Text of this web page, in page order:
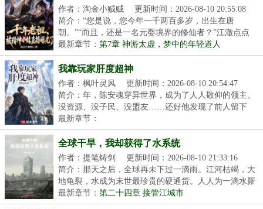
作者：淘金小贼贼
更新时间：2026-08-10 20:55:08
简介：“您是说，您今年一千两百多岁，出生在唐
朝。”“而且，还是一名元婴境界的修仙者？”江澈点点
头。...
最新章节： 第7章 神游太虚，梦中的年轻道人
我靠玩家肝度超神
作者：枫叶灵风
更新时间：2026-08-10 20:54:47
简介：年，陈安魂穿异世界，成为了人人敬仰的领主。
没资源、没子民、没盟友……还好他发现了前人留下
的“...
最新章节：
全球干旱，我却获得了水系统
作者：提笔铸剑
更新时间：2026-08-10 21:33:16
简介：那天之后，全球再未下过一滴雨。江河枯竭，大
地龟裂，水成为末世最珍贵的硬通货。人人为一滴水厮
杀...
最新章节： 第二十四章 接管江城市